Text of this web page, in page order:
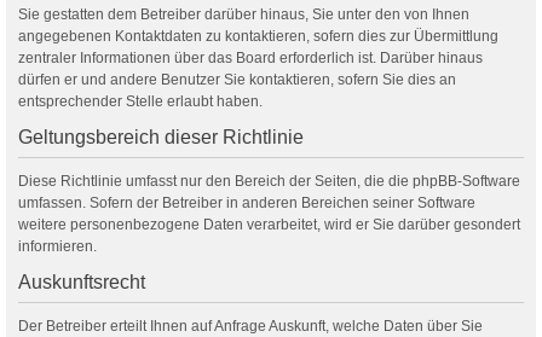
Sie gestatten dem Betreiber darüber hinaus, Sie unter den von Ihnen
angegebenen Kontaktdaten zu kontaktieren, sofern dies zur Übermittlung
zentraler Informationen über das Board erforderlich ist. Darüber hinaus
dürfen er und andere Benutzer Sie kontaktieren, sofern Sie dies an
entsprechender Stelle erlaubt haben.
Geltungsbereich dieser Richtlinie
Diese Richtlinie umfasst nur den Bereich der Seiten, die die phpBB-Software
umfassen. Sofern der Betreiber in anderen Bereichen seiner Software
weitere personenbezogene Daten verarbeitet, wird er Sie darüber gesondert
informieren.
Auskunftsrecht
Der Betreiber erteilt Ihnen auf Anfrage Auskunft, welche Daten über Sie